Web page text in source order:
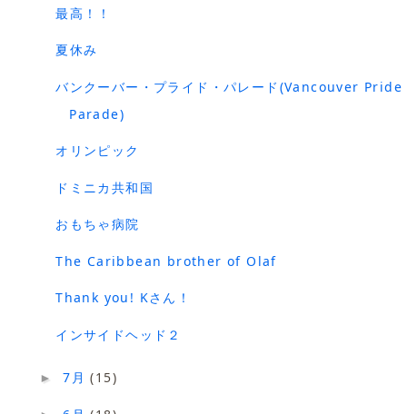
最高！！
夏休み
バンクーバー・プライド・パレード(Vancouver Pride
Parade)
オリンピック
ドミニカ共和国
おもちゃ病院
The Caribbean brother of Olaf
Thank you! Kさん！
インサイドヘッド２
►7月(15)